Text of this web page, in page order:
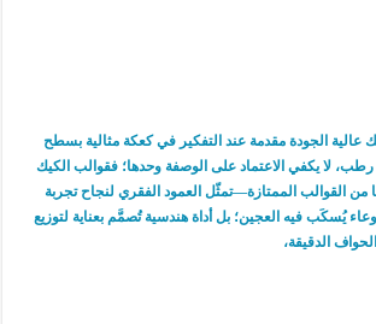
عالية الجودة مقدمة عند التفكير في كعكة مثالية بسطح
لا يكفي الاعتماد على الوصفة وحدها؛ فقوالب الكيك
القوالب الممتازة—تمثّل العمود الفقري لنجاح تجربة
يُسكَب فيه العجين؛ بل أداة هندسية تُصمَّم بعناية لتوزيع
الدقيقة،